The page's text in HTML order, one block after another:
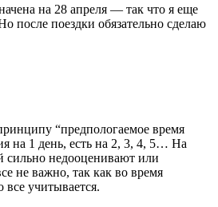
на 28 апреля — так что я еще
после поездки обязательно сделаю
“предпологаемое время
на 1 день, есть на 2, 3, 4, 5… На
сильно недооценивают или
не важно, так как во время
все учитывается.